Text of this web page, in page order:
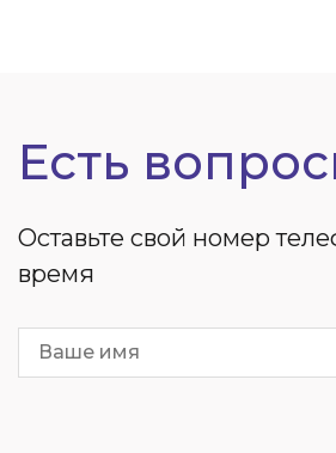
Есть
Оставьте свой номер
время